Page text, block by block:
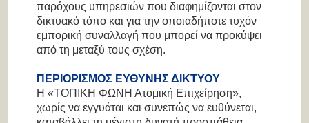
παρόχους υπηρεσιών που διαφημίζονται στον
δικτυακό τόπο και για την οποιαδήποτε τυχόν
εμπορική συναλλαγή που μπορεί να προκύψει
από τη μεταξύ τους σχέση.
ΠΕΡΙΟΡΙΣΜΟΣ ΕΥΘΥΝΗΣ ΔΙΚΤΥΟΥ
Η «ΤΟΠΙΚΗ ΦΩΝΗ Ατομική Επιχείρηση»,
χωρίς να εγγυάται και συνεπώς να ευθύνεται,